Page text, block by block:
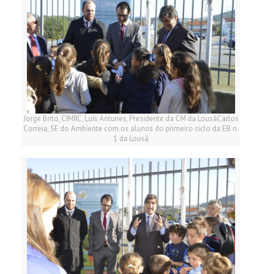
Jorge Brito, CIMRC, Luís Antunes, Presidente da CM da LousãCarlos
Correia, SE do Ambiente com os alunos do primeiro ciclo da EB n.
1 da Lousã